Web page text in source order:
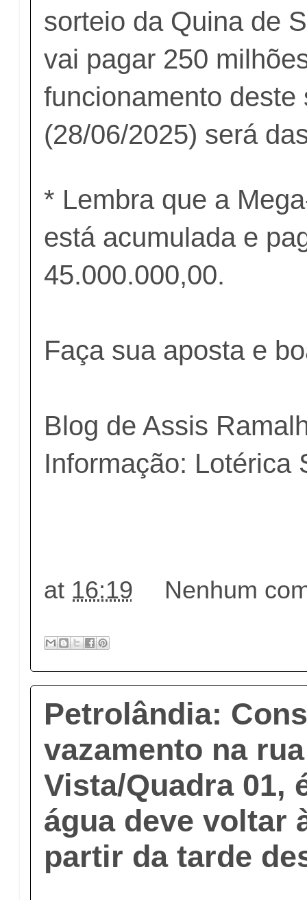
sorteio da Quina de
vai pagar 250
funcionamento deste
(28/06/2025) será
* Lembra que a
está acumulada e
45.000.000,00.
Faça sua aposta e
Blog de Assis
Informação: Lotérica
at 16:19 Nenhum
Petrolândia:
vazamento na
Vista/Quadra 01,
água deve voltar
partir da tarde